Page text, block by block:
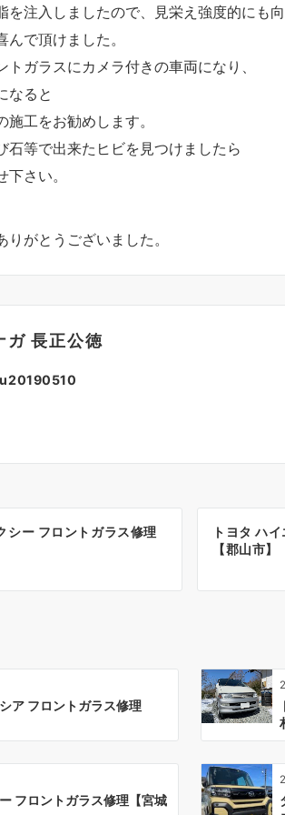
を注入しましたので、見栄え強度的にも向
で頂けました。
ガラスにカメラ付きの車両になり、
なると
工をお勧めします。
石等で出来たヒビを見つけましたら
さい。
がとうございました。
ガ 長正公徳
シー フロントガラス修理
トヨタ ハ
【郡山市】
ア フロントガラス修理
フロントガラス修理【宮城